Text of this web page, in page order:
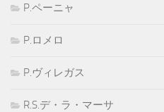
P.ペーニャ
P.ロメロ
P.ヴィレガス
R.S.デ・ラ・マーサ